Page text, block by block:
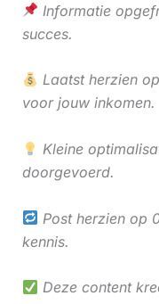
Informatie
succes.
Laatst herzien
voor jouw inkomen.
Kleine
doorgevoerd.
Post herzien op
kennis.
Deze content